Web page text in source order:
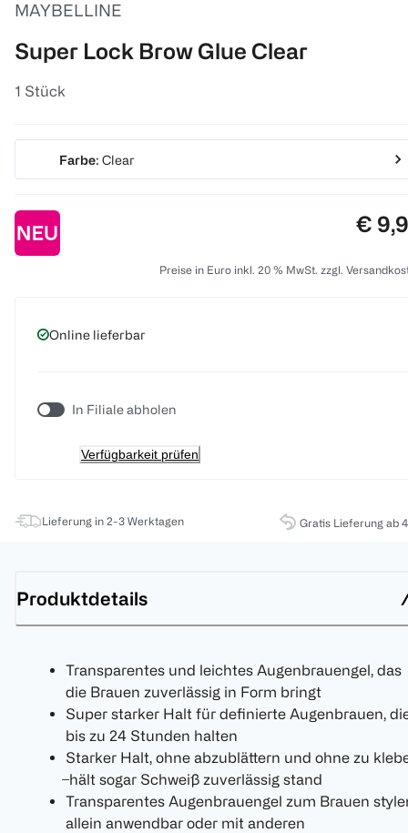
MAYBELLINE
Super Lock Brow Glue Clear
1 Stück
Farbe: Clear
€
Preise in Euro inkl. 20 % MwSt. zzgl.
Online lieferbar
In Filiale abholen
Verfügbarkeit prüfen
Lieferung in 2-3 Werktagen Gratis Lieferung ab
Produktdetails
Transparentes und leichtes Augenbrauengel, das
die Brauen zuverlässig in Form bringt
Super starker Halt für definierte Augenbrauen,
bis zu 24 Stunden halten
Starker Halt, ohne abzublättern und ohne zu
̶ hält sogar Schweiß zuverlässig stand
Transparentes Augenbrauengel zum Brauen
allein anwendbar oder mit anderen